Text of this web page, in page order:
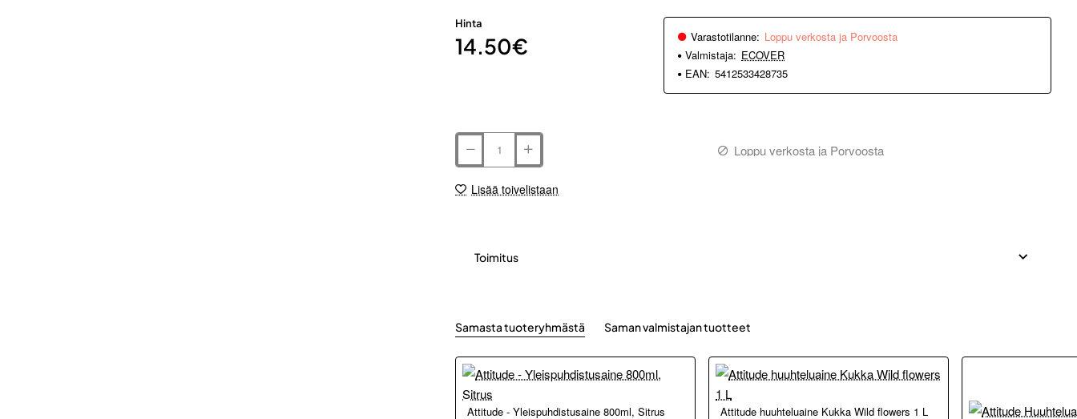
Hinta
14.50€ Varastotilanne: Loppu verkosta ja Porvoosta
Valmistaja: ECOVER
EAN: 5412533428735
Loppu verkosta ja Porvoosta
Lisää toivelistaan
Toimitus
Samasta tuoteryhmästä Saman valmistajan tuotteet
Attitude - Yleispuhdistusaine 800ml, Sitrus Attitude huuhteluaine Kukka Wild flowers 1 L